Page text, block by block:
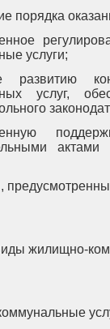
порядка
услуги;
развитию
услуг,
жилищно-